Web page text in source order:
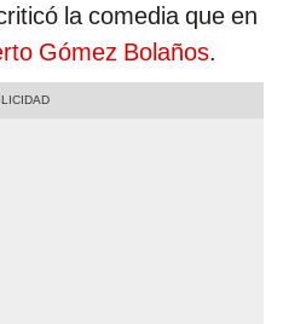
la comedia que en
Gómez Bolaños.